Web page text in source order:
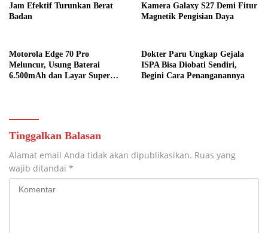
Jam Efektif Turunkan Berat
Badan
Kamera Galaxy S27 Demi Fitur
Magnetik Pengisian Daya
Motorola Edge 70 Pro
Meluncur, Usung Baterai
6.500mAh dan Layar Super
Dokter Paru Ungkap Gejala
ISPA Bisa Diobati Sendiri,
Begini Cara Penanganannya
Tinggalkan Balasan
Alamat email Anda tidak akan dipublikasikan. Ruas yang
wajib ditandai *